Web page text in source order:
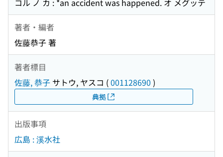
コル ノ カ : *an accident was happened. オ メグッテ
著者・編者
佐藤恭子 著
著者標目
佐藤, 恭子 サトウ, ヤスコ (001128690 )
典拠
出版事項
広島 : 溪水社